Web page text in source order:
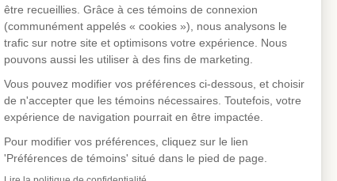
en art actuel
Lynne-Cohen